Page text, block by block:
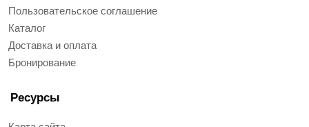
Пользовательское соглашение
Каталог
Доставка и оплата
Бронирование
Ресурсы